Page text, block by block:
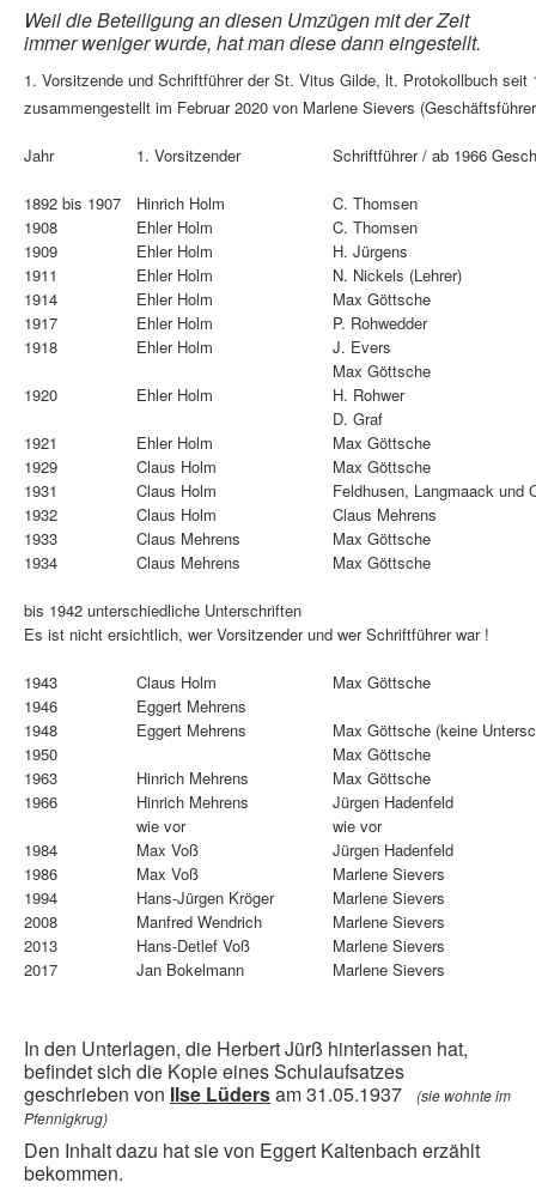
Weil die Beteiligung an diesen Umzügen mit der Zeit
immer weniger wurde, hat man diese dann eingestellt.
1. Vorsitzende und Schriftführer der St. Vitus Gilde, lt. Protokollbuch seit
zusammengestellt im Februar 2020 von Marlene Sievers
Jahr 1. Vorsitzender Schriftführer / ab 1966
1892 bis 1907 Hinrich Holm
C. Thomsen
1908
Ehler Holm
C. Thomsen
1909
Ehler Holm
H. Jürgens
1911
Ehler Holm
N. Nickels (Lehrer)
1914
Ehler Holm
Max Göttsche
1917
Ehler Holm
P. Rohwedder
1918
Ehler Holm
J. Evers
Max Göttsche
1920
Ehler Holm
H. Rohwer
D. Graf
1921
Ehler Holm
Max Göttsche
1929
Claus Holm
Max Göttsche
1931
Claus Holm
Feldhusen, Langmaack und
1932
Claus Holm
Claus Mehrens
1933
Claus Mehrens
Max Göttsche
1934
Claus Mehrens Max Göttsche
bis 1942 unterschiedliche Unterschriften
Es ist nicht ersichtlich, wer Vorsitzender und wer Schriftführer war !
1943 Claus Holm
Max Göttsche
1946
Eggert Mehrens
1948
Eggert Mehrens
Max Göttsche (keine
1950
Max Göttsche
1963
Hinrich Mehrens
Max Göttsche
1966
Hinrich Mehrens
Jürgen Hadenfeld
wie vor
wie vor
1984
Max Voß
Jürgen Hadenfeld
1986
Max Voß
Marlene Sievers
1994
Hans-Jürgen Kröger
Marlene Sievers
2008
Manfred Wendrich
Marlene Sievers
2013
Hans-Detlef Voß
Marlene Sievers
2017
Jan Bokelmann Marlene Sievers
In den Unterlagen, die Herbert Jürß hinterlassen hat,
befindet sich die Kopie eines Schulaufsatzes
geschrieben von Ilse Lüdersam 31.05.1937
(sie wohnte im
Pfennigkrug)
Den Inhalt dazu hat sie von Eggert Kaltenbach erzählt
bekommen.